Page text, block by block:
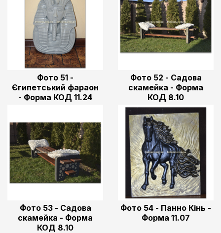
Фото 51 -
Єгипетський фараон
- Форма КОД 11.24
Фото 52 - Садова
скамейка - Форма
КОД 8.10
Фото 53 - Садова
скамейка - Форма
КОД 8.10
Фото 54 - Панно Кінь -
Форма 11.07